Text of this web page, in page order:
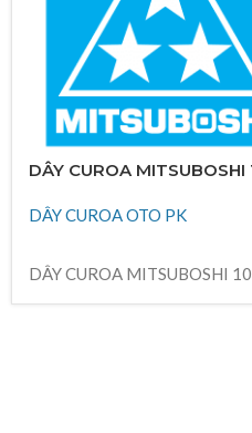
DÂY CUROA MITSUBOSHI
DÂY CUROA OTO PK
DÂY CUROA MITSUBOSHI